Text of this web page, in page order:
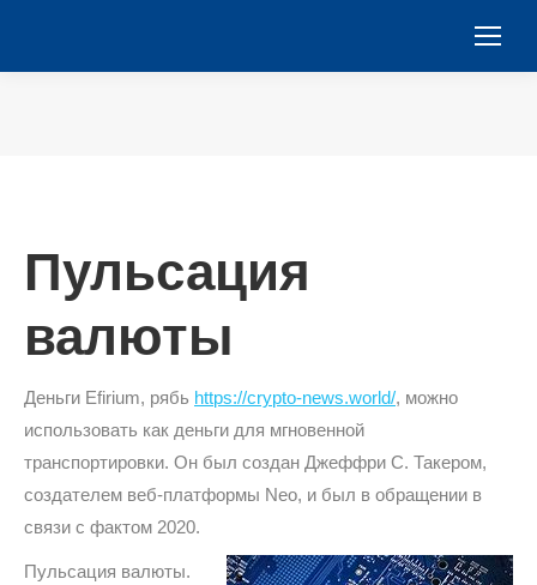
Пульсация
валюты
Деньги Efirium, рябь https://crypto-news.world/, можно
использовать как деньги для мгновенной
транспортировки. Он был создан Джеффри С. Такером,
создателем веб-платформы Neo, и был в обращении в
связи с фактом 2020.
Пульсация валюты.